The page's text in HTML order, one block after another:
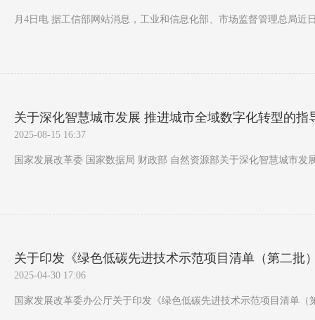
月4日电 据工信部网站消息，工业和信息化部、市场监督管理总局
关于深化智慧城市发展 推进城市全域数字化转型的指
2025-08-15 16:37
国家发展改革委 国家数据局 财政部 自然资源部关于深化智慧城市
关于印发《绿色低碳先进技术示范项目清单（第二批
2025-04-30 17:06
国家发展改革委办公厅关于印发《绿色低碳先进技术示范项目清单